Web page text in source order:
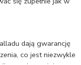
dają gwarancję
co jest niezwykle